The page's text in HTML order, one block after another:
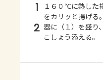
1
１６０℃に熱した
をカリッと揚げる。
2 器に（１）を盛り、
こしょう添える。